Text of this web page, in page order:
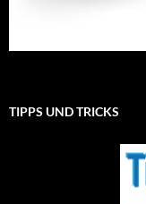
TIPPS UND TRICKS